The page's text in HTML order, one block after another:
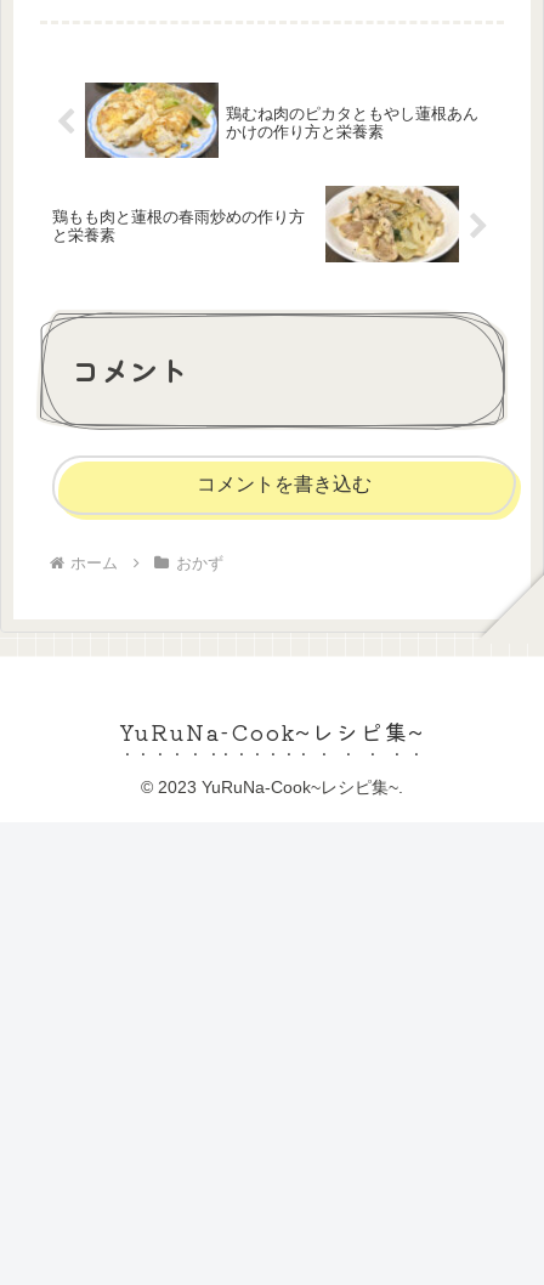
鶏むね肉のピカタともやし蓮根あん
かけの作り方と栄養素
鶏もも肉と蓮根の春雨炒めの作り方
と栄養素
コメント
コメントを書き込む
ホーム おかず
YuRuNa-Cook~レシピ集~
© 2023 YuRuNa-Cook~レシピ集~.